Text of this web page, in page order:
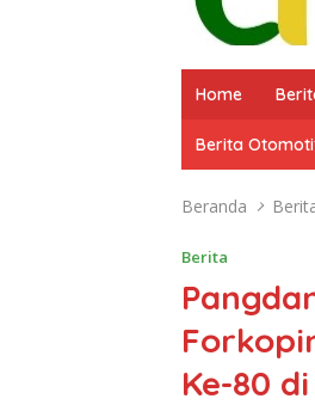
Home
Berita
Beranda
Berita
Ke-80